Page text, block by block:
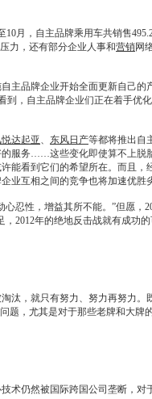
，自主品牌乘用车共销售
力，还有部分企业人事和营销网
品牌企业开始全面更新自己的
到，自主品牌企业们正在着手优
达起亚、 东风日产等都将推出自
服务……这些变化即使算不上脱
能看到它们的希望所在。而且
互相之间的竞争也将加速优胜
性，增益其所不能。”但愿，
，2012年的绝地反击战就有成功的
，就只有努力、努力再努力。
，尤其是对于那些老牌和大牌
仍然被国际跨国公司垄断，对